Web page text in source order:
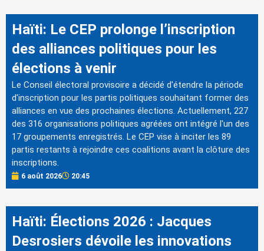
Haïti: Le CEP prolonge l’inscription
des alliances politiques pour les
élections à venir
Le Conseil électoral provisoire a décidé d'étendre la période
d'inscription pour les partis politiques souhaitant former des
alliances en vue des prochaines élections. Actuellement, 227
des 316 organisations politiques agréées ont intégré l'un des
17 groupements enregistrés. Le CEP vise à inciter les 89
partis restants à rejoindre ces coalitions avant la clôture des
inscriptions.
6 août 2026 20:45
Haïti: Élections 2026 : Jacques
Desrosiers dévoile les innovations